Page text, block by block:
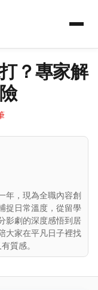
？專家解
年，現為全職內容創
捉日常溫度，從留學
影劇的深度感悟到居
大家在平凡日子裡找
質感。